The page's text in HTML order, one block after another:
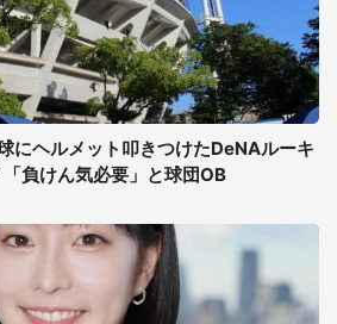
にヘルメット叩きつけたDeNAルーキ
負けん気必要」と球団OB